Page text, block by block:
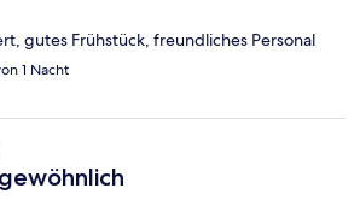
gutes Frühstück, freundliches Personal
1 Nacht